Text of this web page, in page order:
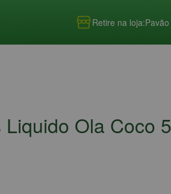
Retire na loja:Pavão
Ola Coco